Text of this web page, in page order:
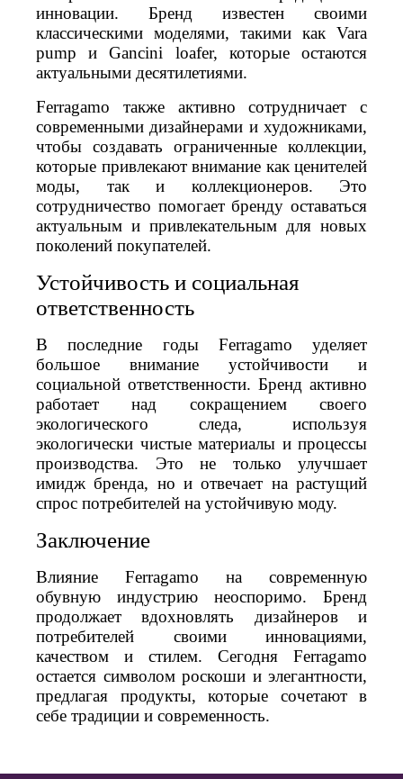
инновации. Бренд известен своими
классическими моделями, такими как Vara
pump и Gancini loafer, которые остаются
актуальными десятилетиями.
Ferragamo также активно сотрудничает с
современными дизайнерами и художниками,
чтобы создавать ограниченные коллекции,
которые привлекают внимание как ценителей
моды, так и коллекционеров. Это
сотрудничество помогает бренду оставаться
актуальным и привлекательным для новых
поколений покупателей.
Устойчивость и социальная
ответственность
В последние годы Ferragamo уделяет
большое внимание устойчивости и
социальной ответственности. Бренд активно
работает над сокращением своего
экологического следа, используя
экологически чистые материалы и процессы
производства. Это не только улучшает
имидж бренда, но и отвечает на растущий
спрос потребителей на устойчивую моду.
Заключение
Влияние Ferragamo на современную
обувную индустрию неоспоримо. Бренд
продолжает вдохновлять дизайнеров и
потребителей своими инновациями,
качеством и стилем. Сегодня Ferragamo
остается символом роскоши и элегантности,
предлагая продукты, которые сочетают в
себе традиции и современность.